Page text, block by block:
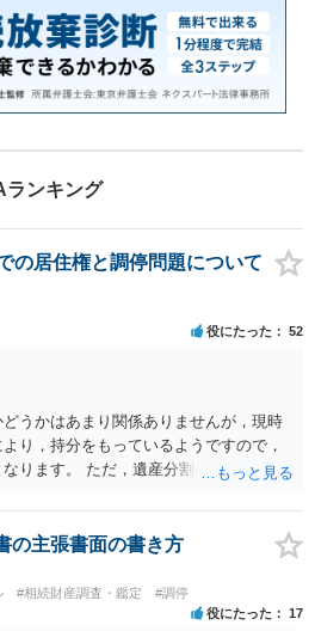
ランキング
の居住権と調停問題について
役にたった 52
うかはあまり関係ありませんが，現時
り，持分をもっているようですので，
ります。 ただ，遺産分割により，母の
の主張書面の書き方
#相続財産調査・鑑定 #調停
役にたった 17